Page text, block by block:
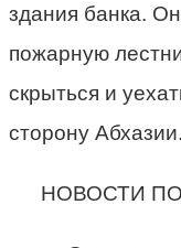
здания банка.
пожарную
скрыться и
сторону Абхазии.
НОВОСТИ